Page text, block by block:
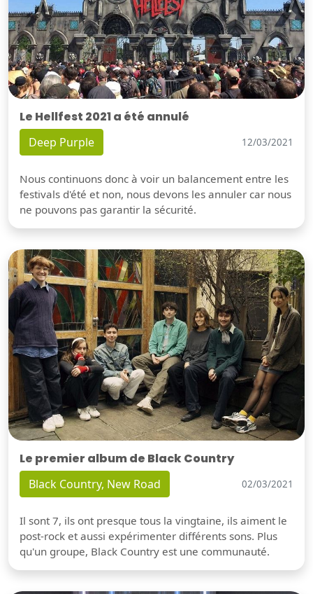
Le Hellfest 2021 a été annulé
Deep Purple 12/03/2021
Nous continuons donc à voir un balancement entre les
festivals d'été et non, nous devons les annuler car nous
ne pouvons pas garantir la sécurité.
Le premier album de Black Country
Black Country, New Road 02/03/2021
Il sont 7, ils ont presque tous la vingtaine, ils aiment le
post-rock et aussi expérimenter différents sons. Plus
qu'un groupe, Black Country est une communauté.